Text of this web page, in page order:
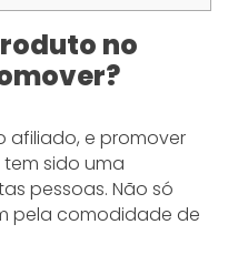
no
afiliado, e promover
tem sido uma
pessoas. Não só
pela comodidade de